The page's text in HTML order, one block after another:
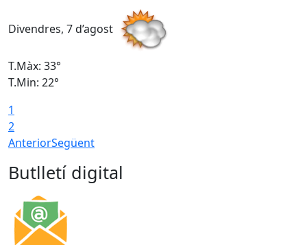
Divendres, 7 d’agost
T.Màx: 33°
T.Min: 22°
1
2
AnteriorSegüent
Butlletí digital